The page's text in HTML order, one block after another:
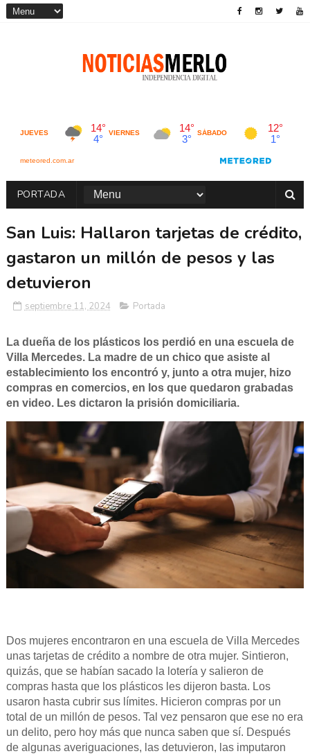
PORTADA
San Luis: Hallaron tarjetas de crédito,
gastaron un millón de pesos y las
detuvieron
septiembre 11, 2024 Portada
La dueña de los plásticos los perdió en una escuela de
Villa Mercedes. La madre de un chico que asiste al
establecimiento los encontró y, junto a otra mujer, hizo
compras en comercios, en los que quedaron grabadas
en video. Les dictaron la prisión domiciliaria.
Dos mujeres encontraron en una escuela de Villa Mercedes
unas tarjetas de crédito a nombre de otra mujer. Sintieron,
quizás, que se habían sacado la lotería y salieron de
compras hasta que los plásticos les dijeron basta. Los
usaron hasta cubrir sus límites. Hicieron compras por un
total de un millón de pesos. Tal vez pensaron que ese no era
un delito, pero hoy más que nunca saben que sí. Después
de algunas averiguaciones, las detuvieron, las imputaron